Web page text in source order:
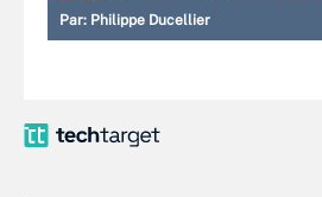
Par: Philippe Ducellier